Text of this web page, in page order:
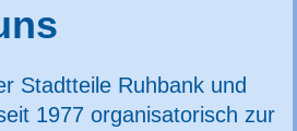
Stadtteile Ruhbank und
1977 organisatorisch zur